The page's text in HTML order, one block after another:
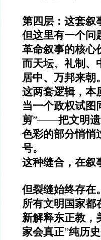
第四层：这套叙
但这里有一个问
革命叙事的核心
而天坛、礼制、
居中、万邦来朝。
这两套逻辑，本
当一个政权试图
剪”——把文明
色彩的部分悄悄
号。
这种缝合，在叙
但裂缝始终存在。
所有文明国家都
新解释东正教，
家会真正”纯历